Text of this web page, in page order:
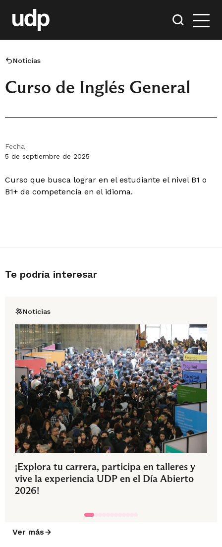
Noticias
Curso de Inglés General
Fecha
5 de septiembre de 2025
Curso que busca lograr en el estudiante el nivel B1 o
B1+ de competencia en el idioma.
Te podría interesar
Noticias
¡Explora tu carrera, participa en talleres y
vive la experiencia UDP en el Día Abierto
2026!
Ver más